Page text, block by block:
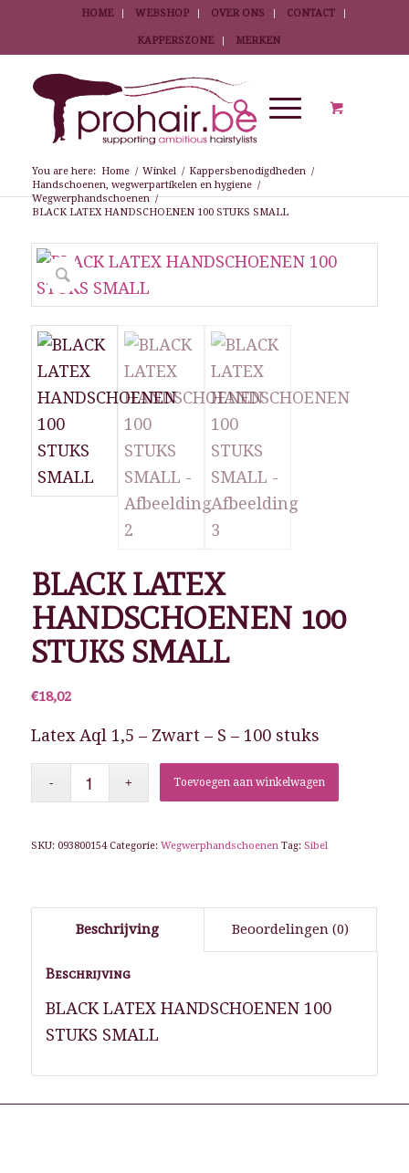
HOME WEBSHOP OVER ONS CONTACT
KAPPERSZONE MERKEN
You are here: Home / Winkel / Kappersbenodigdheden /
Handschoenen, wegwerpartikelen en hygiene /
Wegwerphandschoenen /
BLACK LATEX HANDSCHOENEN 100 STUKS SMALL
BLACK LATEX
HANDSCHOENEN 100
STUKS SMALL
€18,02
Latex Aql 1,5 – Zwart – S – 100 stuks
Toevoegen aan winkelwagen
SKU: 093800154 Categorie: Wegwerphandschoenen Tag: Sibel
Beschrijving Beoordelingen (0)
Beschrijving
BLACK LATEX HANDSCHOENEN 100
STUKS SMALL